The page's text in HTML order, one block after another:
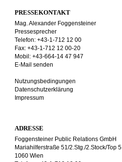
PRESSEKONTAKT
Mag. Alexander Foggensteiner
Pressesprecher
Telefon: +43-1-712 12 00
Fax: +43-1-712 12 00-20
Mobil: +43-664-14 47 947
E-Mail senden
Nutzungsbedingungen
Datenschutzerklärung
Impressum
ADRESSE
Foggensteiner Public Relations GmbH
Mariahilferstraße 51/2.Stg./2.Stock/Top 5
1060 Wien